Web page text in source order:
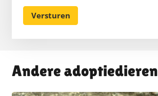
Andere adoptiedieren